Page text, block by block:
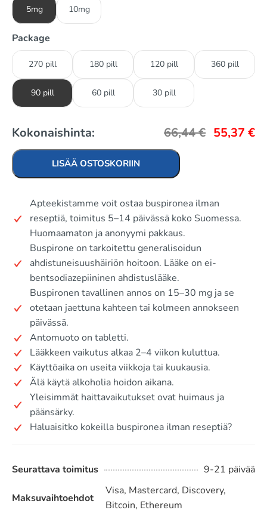
5mg 10mg
Package
270 pill 180 pill 120 pill 360 pill
90 pill 60 pill 30 pill
Kokonaishinta: 66,44€ 55,37 €
LISÄÄ OSTOSKORIIN
Apteekistamme voit ostaa buspironea ilman
reseptiä, toimitus 5–14 päivässä koko Suomessa.
Huomaamaton ja anonyymi pakkaus.
Buspirone on tarkoitettu generalisoidun
ahdistuneisuushäiriön hoitoon. Lääke on ei-
bentsodiazepiininen ahdistuslääke.
Buspironen tavallinen annos on 15–30 mg ja se
otetaan jaettuna kahteen tai kolmeen annokseen
päivässä.
Antomuoto on tabletti.
Lääkkeen vaikutus alkaa 2–4 viikon kuluttua.
Käyttöaika on useita viikkoja tai kuukausia.
Älä käytä alkoholia hoidon aikana.
Yleisimmät haittavaikutukset ovat huimaus ja
päänsärky.
Haluaisitko kokeilla buspironea ilman reseptiä?
Seurattava toimitus 9-21 päivää
Maksuvaihtoehdot
Visa, Mastercard, Discovery,
Bitcoin, Ethereum